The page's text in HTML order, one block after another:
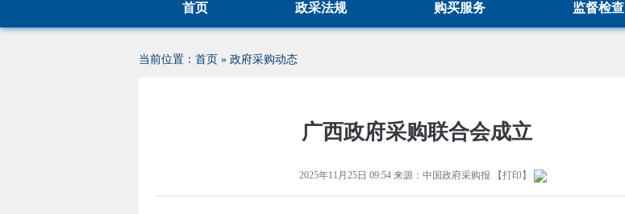
首页 政采法规 购买服务 监督检查
当前位置： 首页 » 政府采购动态
广西政府采购联合会成立
2025年11月25日 09:54来源： 中国政府采购报 【打印 】